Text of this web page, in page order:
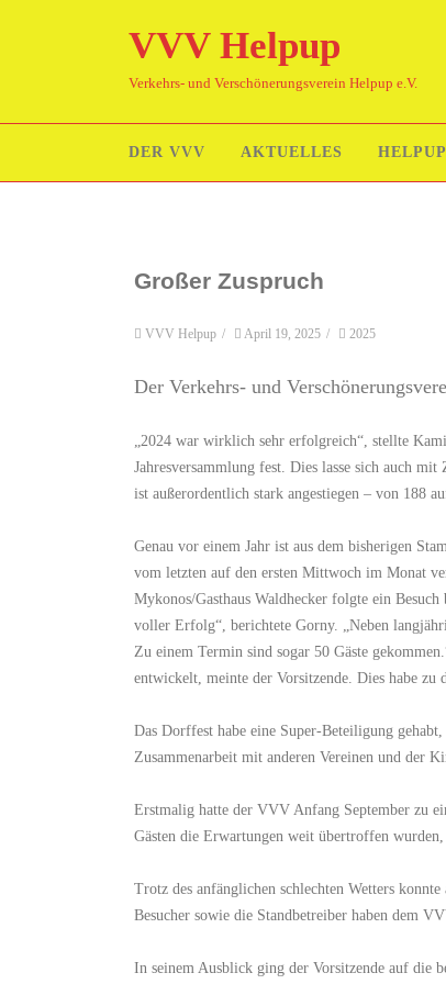
VVV Helpup
Verkehrs- und Verschönerungsverein Helpup e.V.
DER VVV AKTUELLES
Großer Zuspruch
VVV Helpup / April 19, 2025 / 2025
Der Verkehrs- und
„2024 war wirklich sehr erfolgreich“, stellte
Jahresversammlung fest. Dies lasse sich auch
ist außerordentlich stark angestiegen – von 188
Genau vor einem Jahr ist aus dem bisherigen
vom letzten auf den ersten Mittwoch im Monat
Mykonos/Gasthaus Waldhecker folgte ein
voller Erfolg“, berichtete Gorny. „Neben
Zu einem Termin sind sogar 50 Gäste
entwickelt, meinte der Vorsitzende. Dies habe
Das Dorffest habe eine Super-Beteiligung
Zusammenarbeit mit anderen Vereinen und der
Erstmalig hatte der VVV Anfang September zu
Gästen die Erwartungen weit übertroffen
Trotz des anfänglichen schlechten Wetters
Besucher sowie die Standbetreiber haben dem
In seinem Ausblick ging der Vorsitzende auf die